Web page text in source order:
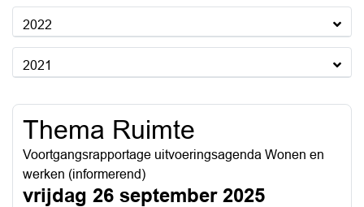
2022
2021
Thema Ruimte
Voortgangsrapportage uitvoeringsagenda Wonen en
werken (informerend)
vrijdag 26 september 2025